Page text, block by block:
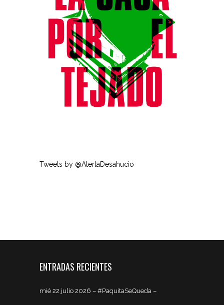
Tweets by @AlertaDesahucio
ENTRADAS RECIENTES
mié 22 julio 2026 – #PaquitaSeQueda –